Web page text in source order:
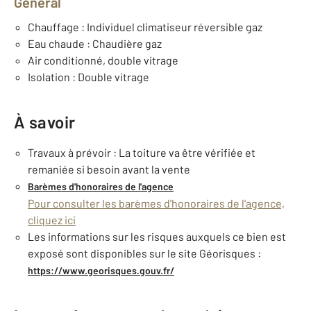
Chauffage : Individuel climatiseur réversible gaz
Eau chaude : Chaudière gaz
Air conditionné, double vitrage
Isolation : Double vitrage
À savoir
Travaux à prévoir : La toiture va être vérifiée et
remaniée si besoin avant la vente
Barèmes d'honoraires de l'agence
Pour consulter les barèmes d'honoraires de l'agence,
cliquez ici
Les informations sur les risques auxquels ce bien est
exposé sont disponibles sur le site Géorisques :
https://www.georisques.gouv.fr/